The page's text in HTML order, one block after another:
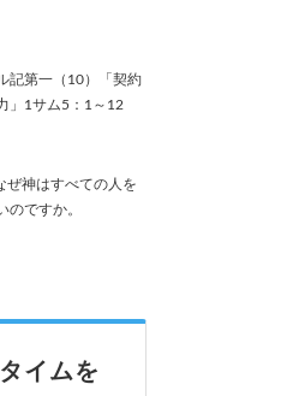
記第一（10）「契約
」1サム5：1～12
ぜ神はすべての人を
のですか。
イムを